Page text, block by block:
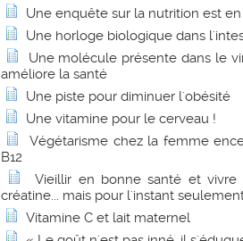
Une enquête sur la nutrition est en
Une horloge biologique dans
Une molécule présente dans le
améliore la santé
Une piste pour diminuer l'obésité
Une vitamine pour le cerveau !
Végétarisme chez la femme
B12
Vieillir en bonne santé et
créatine... mais pour l'instant
Vitamine C et lait maternel